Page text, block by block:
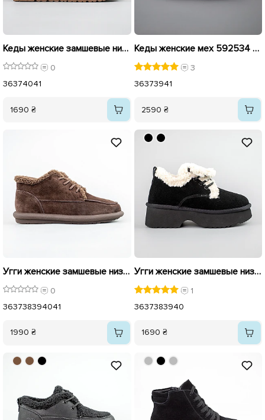
Кеды женские замшевые низкие на меху 593596 Коричневые
0
36374041
1690 ₴
Кеды женские мех 592534 Черно-белые
3
36373941
2590 ₴
Угги женские замшевые низкие мех 593544 Коричневые
0
363738394041
1990 ₴
Угги женские замшевые низкие на меху 593604 Черные
1
3637383940
1690 ₴